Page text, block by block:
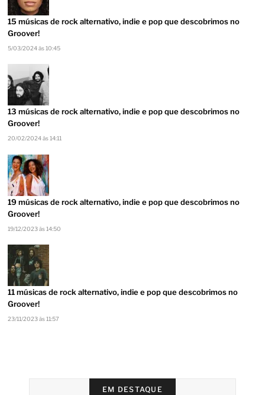
15 músicas de rock alternativo, indie e pop que descobrimos no
Groover!
5/03/2024 às 10:45
13 músicas de rock alternativo, indie e pop que descobrimos no
Groover!
20/02/2024 às 14:11
19 músicas de rock alternativo, indie e pop que descobrimos no
Groover!
19/12/2023 às 14:50
11 músicas de rock alternativo, indie e pop que descobrimos no
Groover!
23/11/2023 às 11:57
EM DESTAQUE